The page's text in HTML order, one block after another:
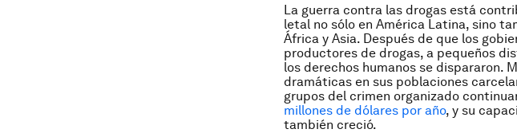
La guerra contra las drogas está
letal no sólo en América Latina, sino
África y Asia. Después de que los
productores de drogas, a pequeños
los derechos humanos se dispararon.
dramáticas en sus poblaciones
grupos del crimen organizado
millones de dólares por año, y su
también creció.